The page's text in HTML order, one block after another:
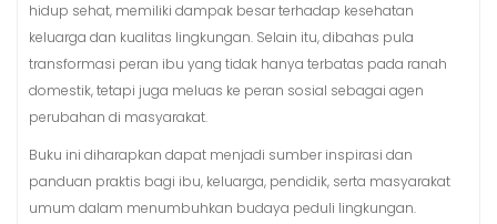
hidup sehat, memiliki dampak besar terhadap kesehatan
keluarga dan kualitas lingkungan. Selain itu, dibahas pula
transformasi peran ibu yang tidak hanya terbatas pada ranah
domestik, tetapi juga meluas ke peran sosial sebagai agen
perubahan di masyarakat.
Buku ini diharapkan dapat menjadi sumber inspirasi dan
panduan praktis bagi ibu, keluarga, pendidik, serta masyarakat
umum dalam menumbuhkan budaya peduli lingkungan.